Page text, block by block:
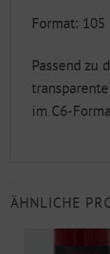
Format:
Passend zu
im C6-
ÄHNLICHE